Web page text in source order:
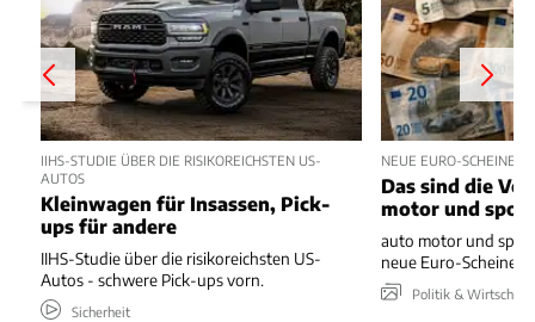
IIHS-STUDIE ÜBER DIE RISIKOREICHSTEN US-
AUTOS
Kleinwagen für Insassen, Pick-
ups für andere
IIHS-Studie über die risikoreichsten US-
Autos - schwere Pick-ups vorn.
Sicherheit
NEUE EURO-SCHEINE
Das sind die
motor und sport
auto motor und
neue Euro-Scheine
Politik & Wirtschaft